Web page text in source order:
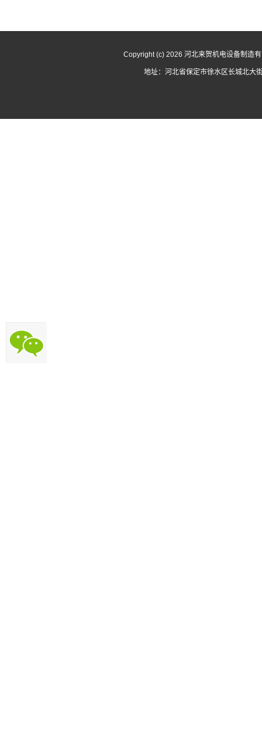
Copyright (c) 2026 河北来贺机电设备制造
地址：河北省保定市徐水区长城北